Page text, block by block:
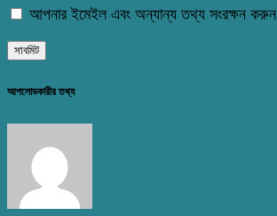
আপনার ইমেইল এবং অন্যান্য তথ্য সংরক্ষন করুন
আপলোডকারীর তথ্য